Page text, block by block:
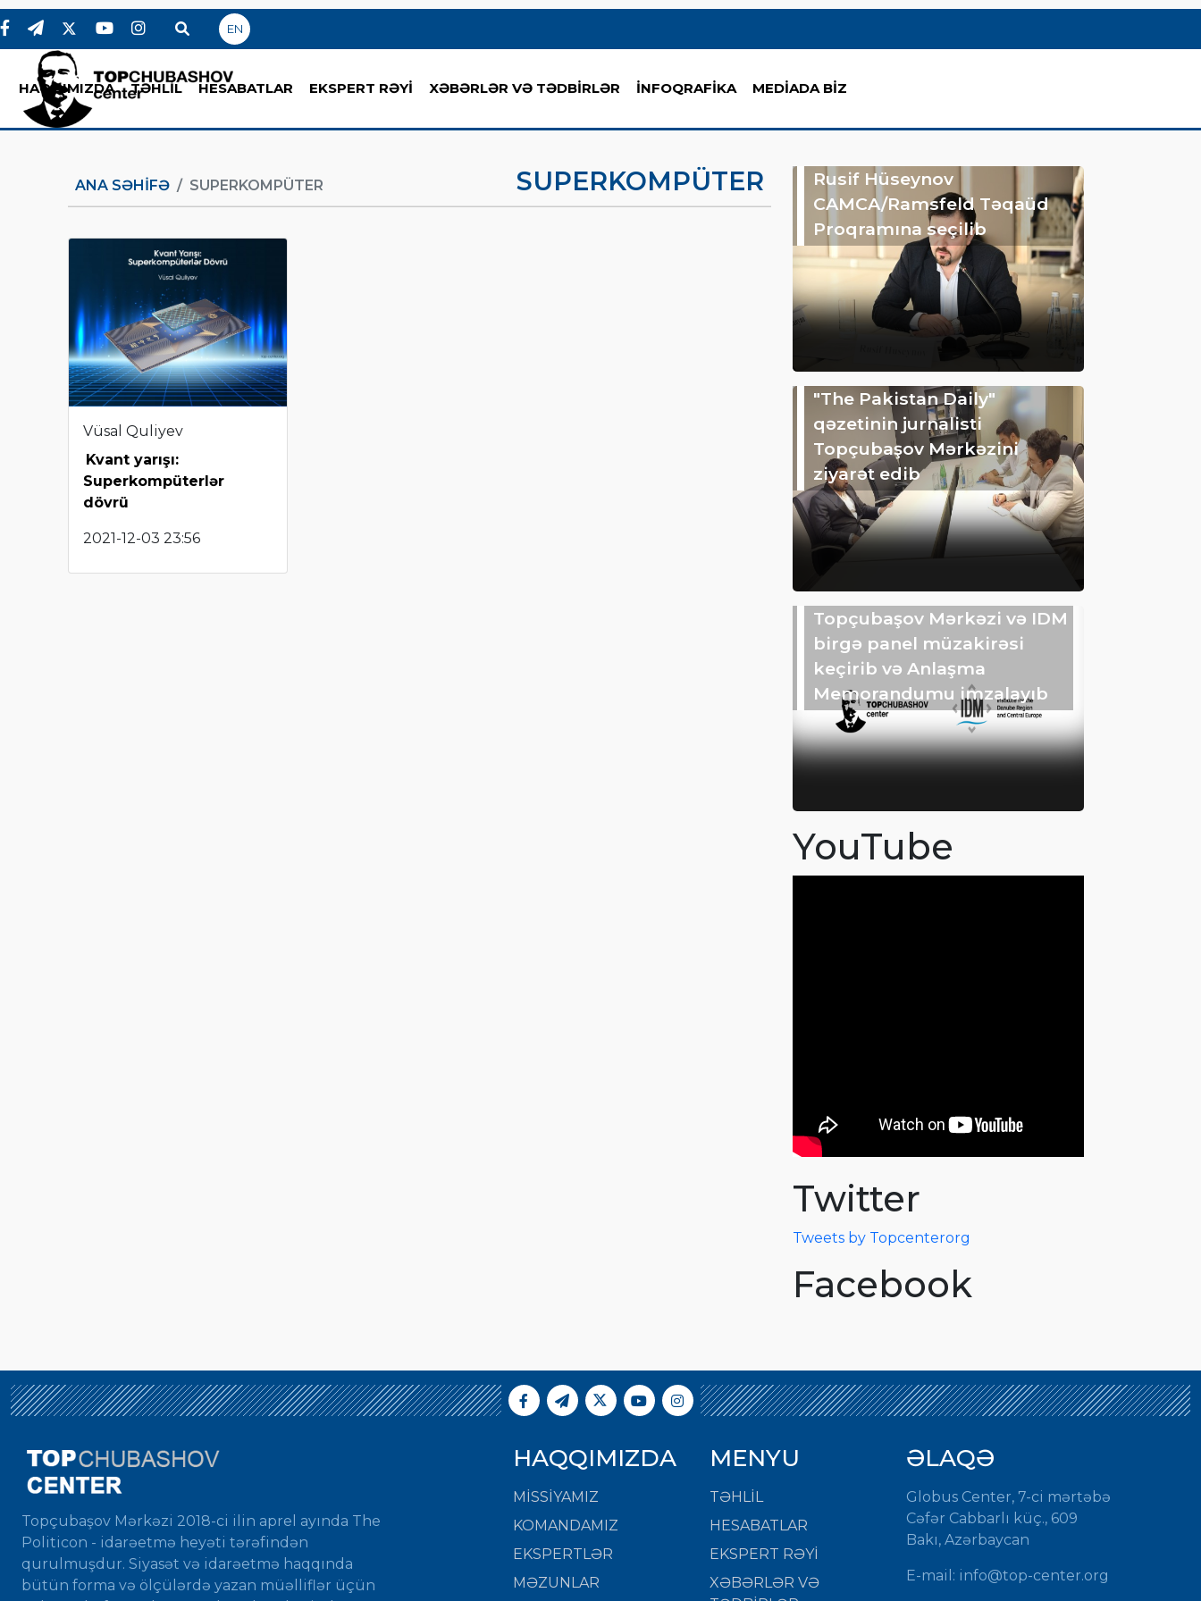
EN
HAQQIMIZDA TƏHLİL HESABATLAR EKSPERT RƏYİ XƏBƏRLƏR VƏ TƏDBİRLƏR İNFOQRAFİKA MEDİADA BİZ
ANA SƏHIFƏ SUPERKOMPÜTER SUPERKOMPÜTER
Vüsal Quliyev
Kvant yarışı:
Superkompüterlər
dövrü
2021-12-03 23:56
Rusif Hüseynov
CAMCA/Ramsfeld Təqaüd
Proqramına seçilib
"The Pakistan Daily"
qəzetinin jurnalisti
Topçubaşov Mərkəzini
ziyarət edib
Topçubaşov Mərkəzi və IDM
birgə panel müzakirəsi
keçirib və Anlaşma
Memorandumu imzalayıb
YouTube
Twitter
Tweets by Topcenterorg
Facebook
Topçubaşov Mərkəzi 2018-ci ilin aprel ayında The
Politicon - idarəetmə heyəti tərəfindən
qurulmuşdur. Siyasət və idarəetmə haqqında
bütün forma və ölçülərdə yazan müəlliflər üçün
HAQQIMIZDA
MISSIYAMIZ
KOMANDAMIZ
EKSPERTLƏR
MƏZUNLAR
MENYU
TƏHLİL
HESABATLAR
EKSPERT RƏYİ
XƏBƏRLƏR VƏ
ƏLAQƏ
Globus Center, 7-ci mərtəbə
Cəfər Cabbarlı küç., 609
Bakı, Azərbaycan
E-mail: info@top-center.org